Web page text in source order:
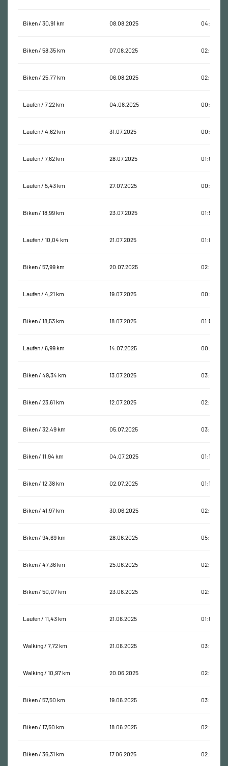
Biken / 30,91 km 08.08.2025 04:02:19
Biken / 58,35 km 07.08.2025 02:25:26
Biken / 25,77 km 06.08.2025 02:17:35
Laufen / 7,22 km 04.08.2025 00:48:59
Laufen / 4,62 km 31.07.2025 00:33:35
Laufen / 7,62 km 28.07.2025 01:04:12
Laufen / 5,43 km 27.07.2025 00:43:34
Biken / 18,99 km 23.07.2025 01:52:24
Laufen / 10,04 km 21.07.2025 01:05:45
Biken / 57,99 km 20.07.2025 02:24:38
Laufen / 4,21 km 19.07.2025 00:25:01
Biken / 18,53 km 18.07.2025 01:51:15
Laufen / 6,99 km 14.07.2025 00:46:07
Biken / 49,34 km 13.07.2025 03:05:26
Biken / 23,61 km 12.07.2025 02:14:23
Biken / 32,49 km 05.07.2025 03:44:58
Biken / 11,94 km 04.07.2025 01:11:08
Biken / 12,38 km 02.07.2025 01:10:29
Biken / 41,97 km 30.06.2025 02:23:48
Biken / 94,69 km 28.06.2025 05:17:45
Biken / 47,36 km 25.06.2025 02:18:57
Biken / 50,07 km 23.06.2025 02:12:26
Laufen / 11,43 km 21.06.2025 01:08:58
Walking / 7,72 km 21.06.2025 03:16:52
Walking / 10,97 km 20.06.2025 02:57:42
Biken / 57,50 km 19.06.2025 03:23:53
Biken / 17,50 km 18.06.2025 02:00:33
Biken / 36,31 km 17.06.2025 02:06:11